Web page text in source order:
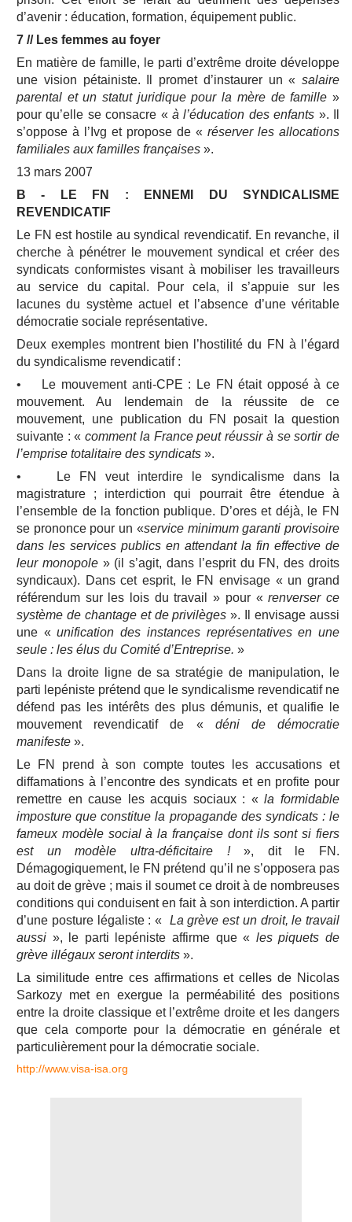
d’avenir : éducation, formation, équipement public.
7 // Les femmes au foyer
En matière de famille, le parti d’extrême droite développe
une vision pétainiste. Il promet d’instaurer un « salaire
parental et un statut juridique pour la mère de famille »
pour qu’elle se consacre « à l’éducation des enfants ». Il
s’oppose à l’Ivg et propose de « réserver les allocations
familiales aux familles françaises ».
13 mars 2007
B - LE FN : ENNEMI DU SYNDICALISME
REVENDICATIF
Le FN est hostile au syndical revendicatif. En revanche, il
cherche à pénétrer le mouvement syndical et créer des
syndicats conformistes visant à mobiliser les travailleurs
au service du capital. Pour cela, il s’appuie sur les
lacunes du système actuel et l’absence d’une véritable
démocratie sociale représentative.
Deux exemples montrent bien l’hostilité du FN à l’égard
du syndicalisme revendicatif :
• Le mouvement anti-CPE : Le FN était opposé à ce
mouvement. Au lendemain de la réussite de ce
mouvement, une publication du FN posait la question
suivante : «comment la France peut réussir à se sortir de
l’emprise totalitaire des syndicats ».
• Le FN veut interdire le syndicalisme dans la
magistrature ; interdiction qui pourrait être étendue à
l’ensemble de la fonction publique. D’ores et déjà, le FN
se prononce pour un «service minimum garanti provisoire
dans les services publics en attendant la fin effective de
leur monopole» (il s’agit, dans l’esprit du FN, des droits
syndicaux). Dans cet esprit, le FN envisage « un grand
référendum sur les lois du travail » pour «renverser ce
système de chantage et de privilèges ». Il envisage aussi
une «unification des instances représentatives en une
seule : les élus du Comité d’Entreprise. »
Dans la droite ligne de sa stratégie de manipulation, le
parti lepéniste prétend que le syndicalisme revendicatif ne
défend pas les intérêts des plus démunis, et qualifie le
mouvement revendicatif de « déni de démocratie
manifeste ».
Le FN prend à son compte toutes les accusations et
diffamations à l’encontre des syndicats et en profite pour
remettre en cause les acquis sociaux : «la formidable
imposture que constitue la propagande des syndicats : le
fameux modèle social à la française dont ils sont si fiers
est un modèle ultra-déficitaire !», dit le FN.
Démagogiquement, le FN prétend qu’il ne s’opposera pas
au doit de grève ; mais il soumet ce droit à de nombreuses
conditions qui conduisent en fait à son interdiction. A partir
d’une posture légaliste : « La grève est un droit, le travail
aussi », le parti lepéniste affirme que « les piquets de
grève illégaux seront interdits ».
La similitude entre ces affirmations et celles de Nicolas
Sarkozy met en exergue la perméabilité des positions
entre la droite classique et l’extrême droite et les dangers
que cela comporte pour la démocratie en générale et
particulièrement pour la démocratie sociale.
http://www.visa-isa.org